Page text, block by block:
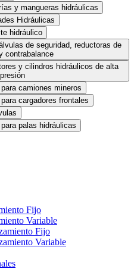
y mangueras hidráulicas
Hidráulicas
hidráulico
de seguridad, reductoras de
contrabalance
y cilindros hidráulicos de alta
presión
camiones mineros
cargadores frontales
palas hidráulicas
Fijo
Variable
Fijo
Variable